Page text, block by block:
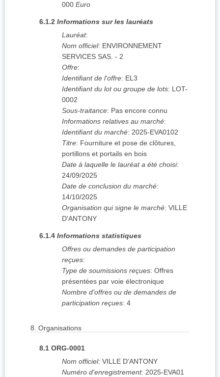
000 Euro
6.1.2 Informations sur les lauréats
Lauréat:
Nom officiel: ENVIRONNEMENT
SERVICES SAS. - 2
Offre:
Identifiant de l'offre: EL3
Identifiant du lot ou groupe de lots: LOT-
0002
Sous-traitance: Pas encore connu
Informations relatives au marché:
Identifiant du marché: 2025-EVA0102
Titre: Fourniture et pose de clôtures,
portillons et portails en bois
Date à laquelle le lauréat a été choisi:
24/09/2025
Date de conclusion du marché:
14/10/2025
Organisation qui signe le marché: VILLE
D'ANTONY
6.1.4 Informations statistiques
Offres ou demandes de participation
reçues:
Type de soumissions reçues: Offres
présentées par voie électronique
Nombre d'offres ou de demandes de
participation reçues: 4
8. Organisations
8.1 ORG-0001
Nom officiel: VILLE D'ANTONY
Numéro d'enregistrement: 2025-EVA01